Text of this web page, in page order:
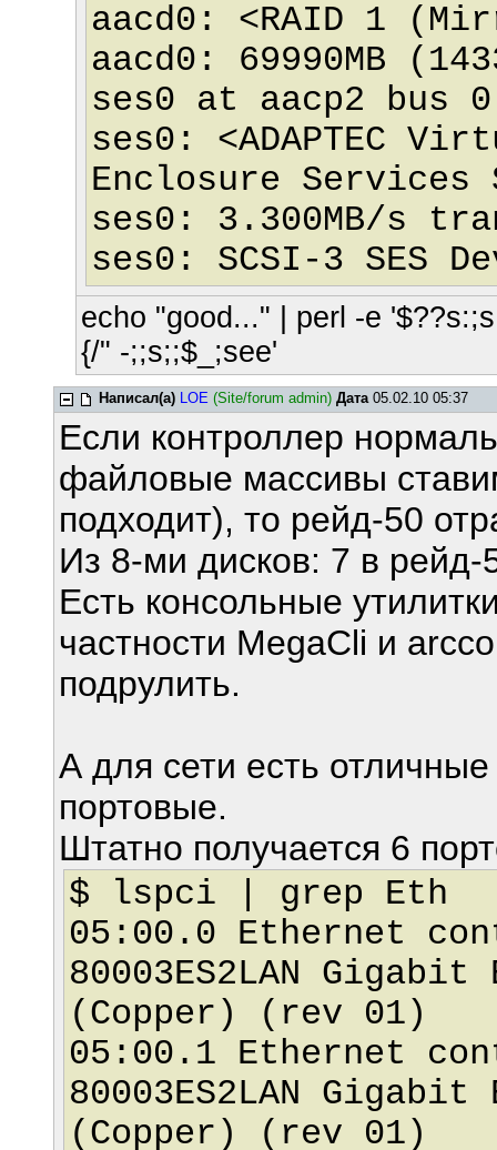
aacd0: <RAID 1
aacd0: 69990MB
ses0 at aacp2 bus
ses0: <ADAPTEC
Enclosure Services
ses0: 3.300MB/s
ses0: SCSI-3 SES
echo "good..." | perl -e
{/" -;;s;;$_;see'
Написал(а) LOE (Site/forum admin) Дата05.02.10 05:37
Если контроллер
файловые массивы
подходит), то рейд-50
Из 8-ми дисков: 7 в
Есть консольные
частности MegaCli и
подрулить.
А для сети есть
портовые.
Штатно получается 6
$ lspci | grep Eth
05:00.0 Ethernet
80003ES2LAN
(Copper) (rev 01)
05:00.1 Ethernet
80003ES2LAN
(Copper) (rev 01)